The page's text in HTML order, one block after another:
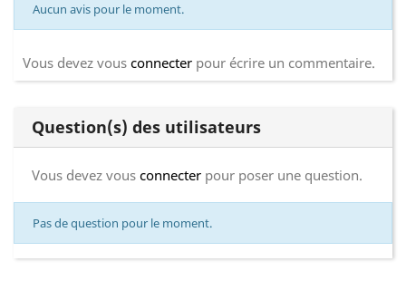
Aucun avis pour le moment.
Vous devez vous connecter pour écrire un commentaire.
Question(s) des utilisateurs
Vous devez vous connecter pour poser une question.
Pas de question pour le moment.